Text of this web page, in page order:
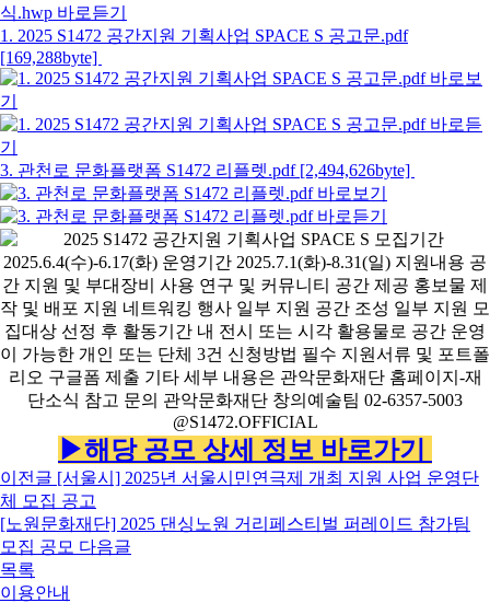
1. 2025 S1472 공간지원 기획사업 SPACE S 공고문.pdf
[169,288byte]
3. 관천로 문화플랫폼 S1472 리플렛.pdf [2,494,626byte]
▶해당 공모 상세 정보 바로가기
이전글 [서울시] 2025년 서울시민연극제 개최 지원 사업 운영단
체 모집 공고
[노원문화재단] 2025 댄싱노원 거리페스티벌 퍼레이드 참가팀
모집 공모 다음글
목록
이용안내